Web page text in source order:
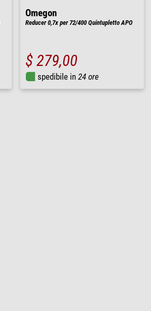
Omegon
Reducer 0,7x per 72/400 Quintupletto APO
$ 279,00
spedibile in 24 ore